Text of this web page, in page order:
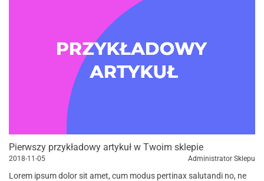
Pierwszy przykładowy artykuł w Twoim sklepie
2018-11-05 Administrator Sklepu
Lorem ipsum dolor sit amet, cum modus pertinax salutandi no, ne